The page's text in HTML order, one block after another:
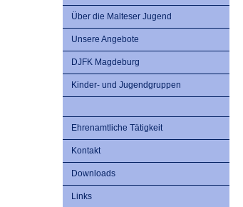
Über die Malteser Jugend
Unsere Angebote
DJFK Magdeburg
Kinder- und Jugendgruppen
Ehrenamtliche Tätigkeit
Kontakt
Downloads
Links